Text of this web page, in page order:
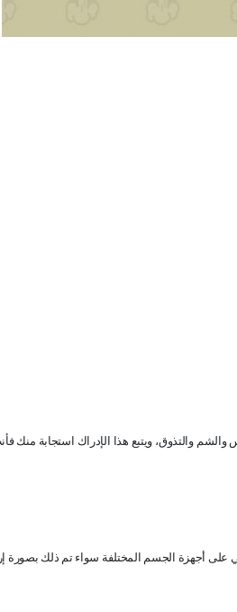
والشم والتذوق، ويتبع هذا الإدراك استجابة منك
أجهزة الجسم المختلفة سواء تم ذلك بصورة